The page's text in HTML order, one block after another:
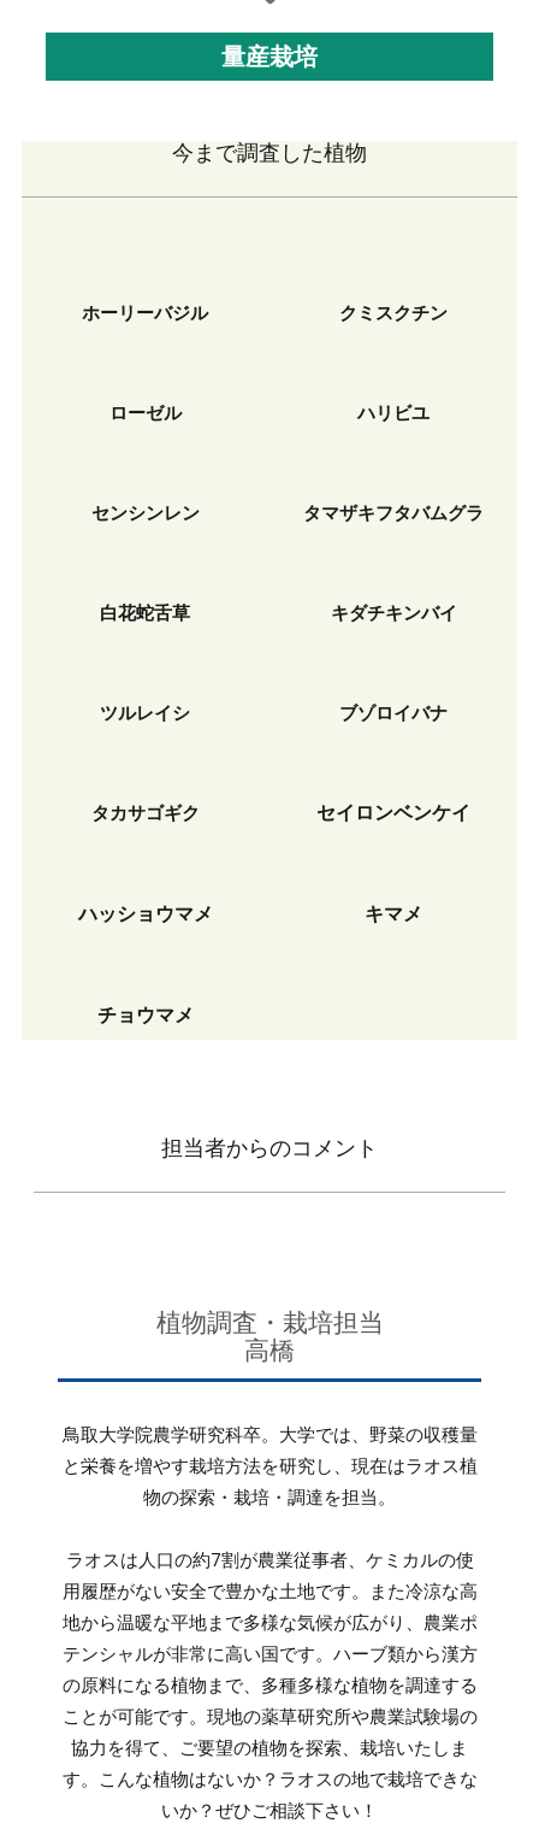
量産栽培
今まで調査した植物
ホーリーバジル クミスクチン
ローゼル ハリビユ
センシンレン タマザキフタバムグラ
白花蛇舌草 キダチキンバイ
ツルレイシ ブゾロイバナ
タカサゴギク セイロンベンケイ
ハッショウマメ キマメ
チョウマメ
担当者からのコメント
植物調査・栽培担当
高橋
鳥取大学院農学研究科卒。大学では、野菜の収穫量
と栄養を増やす栽培方法を研究し、現在はラオス植
物の探索・栽培・調達を担当。
ラオスは人口の約7割が農業従事者、ケミカルの使
用履歴がない安全で豊かな土地です。また冷涼な高
地から温暖な平地まで多様な気候が広がり、農業ポ
テンシャルが非常に高い国です。ハーブ類から漢方
の原料になる植物まで、多種多様な植物を調達する
ことが可能です。現地の薬草研究所や農業試験場の
協力を得て、ご要望の植物を探索、栽培いたしま
す。こんな植物はないか？ラオスの地で栽培できな
いか？ぜひご相談下さい！